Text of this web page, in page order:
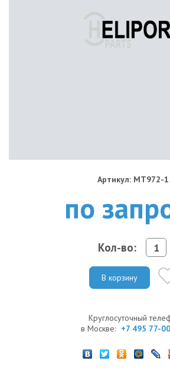
Артикул: MT972-1
по
Кол-во:
В корзину
Круглосуточный
в Москве: +7 495 77-